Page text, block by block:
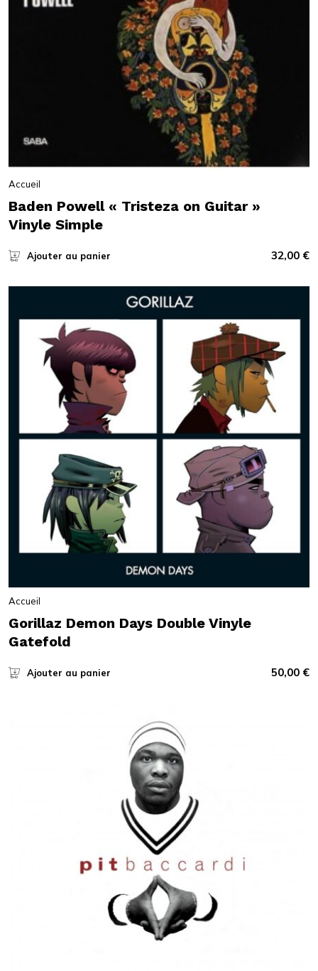
Accueil
Baden Powell « Tristeza on Guitar »
Vinyle Simple
Ajouter au panier 32,00 €
Accueil
Gorillaz Demon Days Double Vinyle
Gatefold
Ajouter au panier 50,00 €